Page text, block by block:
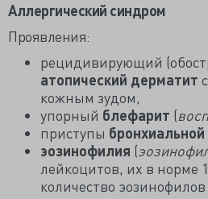
Аллергический синдром
Проявления:
рецидивирующий
атопический дерматит
кожным зудом,
упорный блефарит (
приступы
эозинофилия (
лейкоцитов, их в норме
количество